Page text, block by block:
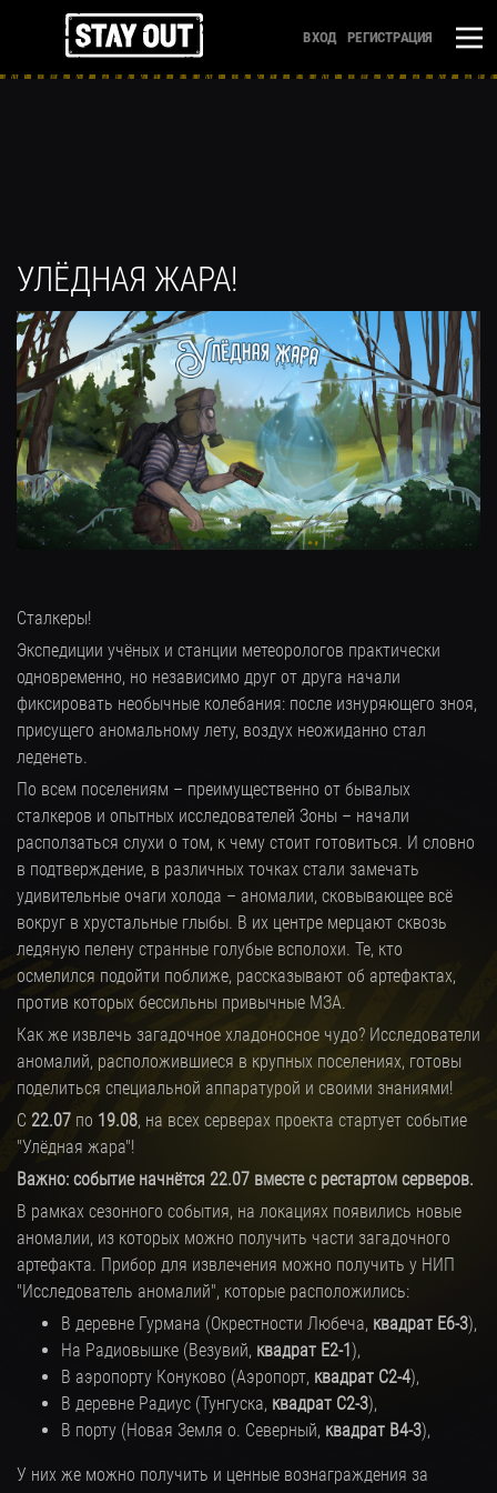
ВХОД РЕГИСТРАЦИЯ
УЛЁДНАЯ ЖАРА!
Сталкеры!
Экспедиции учёных и станции метеорологов практически
одновременно, но независимо друг от друга начали
фиксировать необычные колебания: после изнуряющего зноя,
присущего аномальному лету, воздух неожиданно стал
леденеть.
По всем поселениям – преимущественно от бывалых
сталкеров и опытных исследователей Зоны – начали
расползаться слухи о том, к чему стоит готовиться. И словно
в подтверждение, в различных точках стали замечать
удивительные очаги холода – аномалии, сковывающее всё
вокруг в хрустальные глыбы. В их центре мерцают сквозь
ледяную пелену странные голубые всполохи. Те, кто
осмелился подойти поближе, рассказывают об артефактах,
против которых бессильны привычные МЗА.
Как же извлечь загадочное хладоносное чудо? Исследователи
аномалий, расположившиеся в крупных поселениях, готовы
поделиться специальной аппаратурой и своими знаниями!
С 22.07 по 19.08, на всех серверах проекта стартует событие
"Улёдная жара"!
Важно: событие начнётся 22.07 вместе с рестартом серверов.
В рамках сезонного события, на локациях появились новые
аномалии, из которых можно получить части загадочного
артефакта. Прибор для извлечения можно получить у НИП
"Исследователь аномалий", которые расположились:
В деревне Гурмана (Окрестности Любеча, квадрат E6-3),
На Радиовышке (Везувий, квадрат E2-1 ),
В аэропорту Конуково (Аэропорт, квадрат C2-4),
В деревне Радиус (Тунгуска, квадрат C2-3),
В порту (Новая Земля о. Северный, квадрат B4-3),
У них же можно получить и ценные вознаграждения за